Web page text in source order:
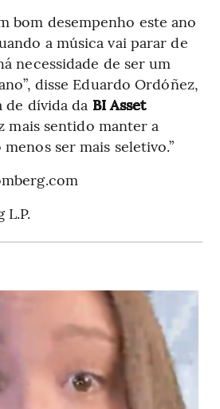
bom desempenho este ano
a música vai parar de
necessidade de ser um
disse Eduardo Ordóñez,
dívida da BI Asset
mais sentido manter a
ser mais seletivo.”